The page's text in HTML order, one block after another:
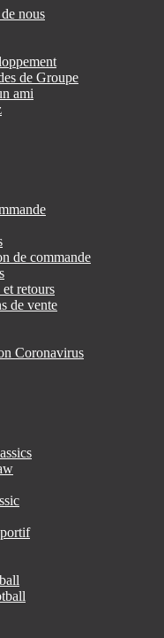
nous
de Groupe
ami
de commande
et retours
de vente
Coronavirus